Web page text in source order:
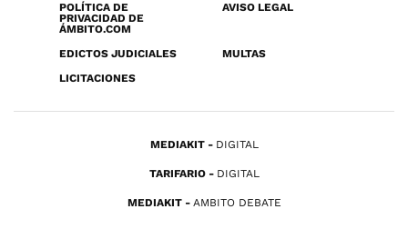
POLÍTICA DE
PRIVACIDAD DE
ÁMBITO.COM
AVISO LEGAL
EDICTOS JUDICIALES
MULTAS
LICITACIONES
MEDIAKIT DIGITAL
TARIFARIO DIGITAL
MEDIAKIT AMBITO DEBATE